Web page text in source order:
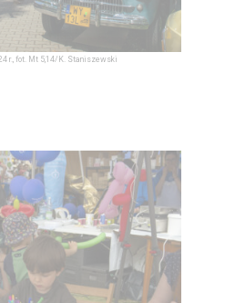
r., fot. Mt 5,14/K. Staniszewski